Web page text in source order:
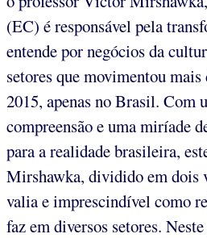
(EC) é responsável pela
entende por negócios da
setores que movimentou
2015, apenas no Brasil. Com
compreensão e uma miríade
para a realidade brasileira,
Mirshawka, dividido em dois
valia e imprescindível como
faz em diversos setores.